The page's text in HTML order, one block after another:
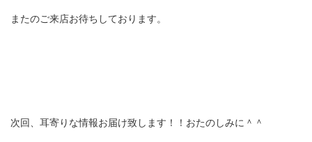
またのご来店お待ちしております。
次回、耳寄りな情報お届け致します！！おたのしみに＾＾